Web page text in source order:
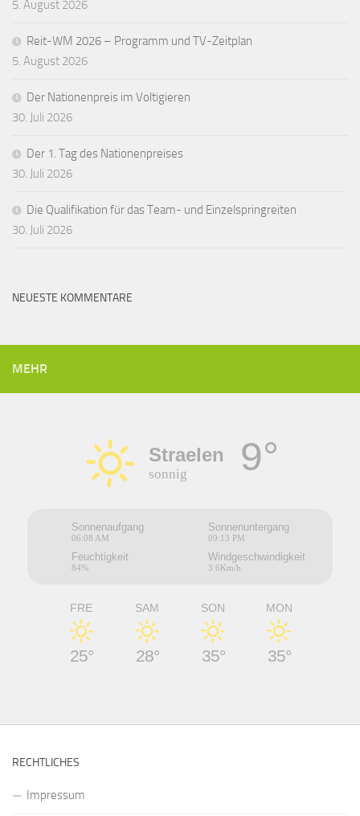
5. August 2026
Reit-WM 2026 – Programm und TV-Zeitplan
5. August 2026
Der Nationenpreis im Voltigieren
30. Juli 2026
Der 1. Tag des Nationenpreises
30. Juli 2026
Die Qualifikation für das Team- und Einzelspringreiten
30. Juli 2026
NEUESTE KOMMENTARE
MEHR
Straelen
sonnig 9°
Sonnenaufgang
06:08 AM
Sonnenuntergang
09:13 PM
Feuchtigkeit
84%
Windgeschwindigkeit
3.6Km/h
FRE
25°
SAM
28°
SON
35°
MON
35°
RECHTLICHES
Impressum